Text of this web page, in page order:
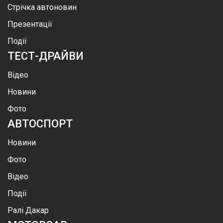
Стрічка автоновин
Презентації
Події
ТЕСТ-ДРАЙВИ
Відео
Новини
Фото
АВТОСПОРТ
Новини
Фото
Відео
Події
Ралі Дакар